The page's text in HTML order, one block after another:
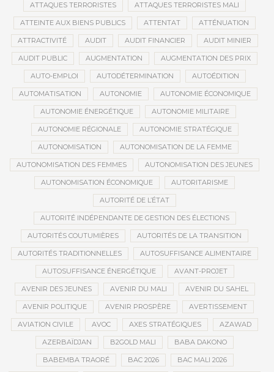
ATTAQUES TERRORISTES ATTAQUES TERRORISTES MALI
ATTEINTE AUX BIENS PUBLICS ATTENTAT ATTÉNUATION
ATTRACTIVITÉ AUDIT AUDIT FINANCIER AUDIT MINIER
AUDIT PUBLIC AUGMENTATION AUGMENTATION DES PRIX
AUTO-EMPLOI AUTODÉTERMINATION AUTOÉDITION
AUTOMATISATION AUTONOMIE AUTONOMIE ÉCONOMIQUE
AUTONOMIE ÉNERGÉTIQUE AUTONOMIE MILITAIRE
AUTONOMIE RÉGIONALE AUTONOMIE STRATÉGIQUE
AUTONOMISATION AUTONOMISATION DE LA FEMME
AUTONOMISATION DES FEMMES AUTONOMISATION DES JEUNES
AUTONOMISATION ÉCONOMIQUE AUTORITARISME
AUTORITÉ DE L’ÉTAT
AUTORITÉ INDÉPENDANTE DE GESTION DES ÉLECTIONS
AUTORITÉS COUTUMIÈRES AUTORITÉS DE LA TRANSITION
AUTORITÉS TRADITIONNELLES AUTOSUFFISANCE ALIMENTAIRE
AUTOSUFFISANCE ÉNERGÉTIQUE AVANT-PROJET
AVENIR DES JEUNES AVENIR DU MALI AVENIR DU SAHEL
AVENIR POLITIQUE AVENIR PROSPÈRE AVERTISSEMENT
AVIATION CIVILE AVOC AXES STRATÉGIQUES AZAWAD
AZERBAÏDJAN B2GOLD MALI BABA DAKONO
BABEMBA TRAORÉ BAC 2026 BAC MALI 2026